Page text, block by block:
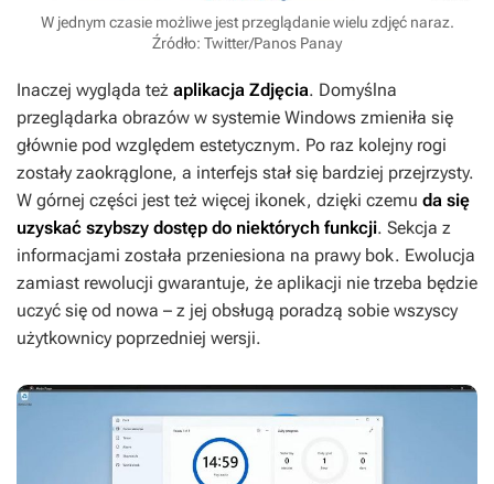
W jednym czasie możliwe jest przeglądanie wielu zdjęć naraz.
Źródło: Twitter/Panos Panay
Inaczej wygląda też aplikacja Zdjęcia. Domyślna
przeglądarka obrazów w systemie Windows zmieniła się
głównie pod względem estetycznym. Po raz kolejny rogi
zostały zaokrąglone, a interfejs stał się bardziej przejrzysty.
W górnej części jest też więcej ikonek, dzięki czemu da się
uzyskać szybszy dostęp do niektórych funkcji. Sekcja z
informacjami została przeniesiona na prawy bok. Ewolucja
zamiast rewolucji gwarantuje, że aplikacji nie trzeba będzie
uczyć się od nowa – z jej obsługą poradzą sobie wszyscy
użytkownicy poprzedniej wersji.